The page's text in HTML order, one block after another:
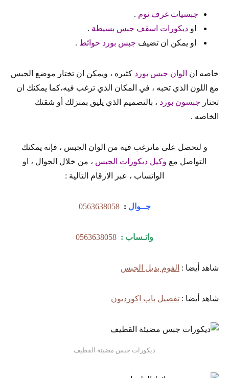
جبسيات غرف نوم .
او ديكورات اسقف جبس بسيطة .
او يمكن ان تضيف جبس بورد حوائط .
خاصه ان الوان جبس بورد كثيره ، ويمكن ان تختار موضع الجبس
مع اللون الذي تحبه ، في المكان الذي ترغب فيه،كما يمكنك ان
تختار جبسون بورد ، بالتصميم الذي يليق بمنزلك أو شقتك
الخاصه .
و لتحصل على ماترغب فيه من الوان الجبس ، فإنه يمكنك
التواصل مع وكيل ديكورات الجبس ، من خلال الجوال ، او
الواتساب ، عبر الارقام التالية :
جــوال :
0563638058
واتـساب : 0563638058
شاهد أيضا : الفوم بديل الجبس
شاهد أيضا : تفصيل باب اكورديون
ديكورات جبس مضيئة القطيف